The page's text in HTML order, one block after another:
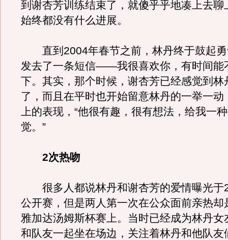
到谢杏芳训练结束了，就傻乎乎地凑上去聊
始终都没有什么进展。
直到2004年春节之前，林丹终于鼓起勇
发去了一条短信——我很喜欢你，有时间能
下。其实，那个时候，谢杏芳已经感觉到林
了，而且在平时也开始留意林丹的一举一动
上的表现，“他很有趣，很有想法，给我一
觉。”
2次热吻
很多人都说林丹和谢杏芳的爱情曝光于
公开赛，但是两人第一次在公众面前亲热却
雅加达汤姆斯杯赛上。当时已经成为林丹女
和队友一起坐在场边，关注着林丹和他队友